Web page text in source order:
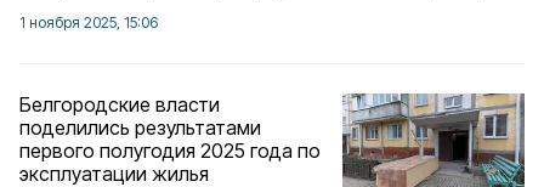
1 ноября 2025, 15:06
Белгородские власти
поделились результатами
первого полугодия 2025 года по
эксплуатации жилья